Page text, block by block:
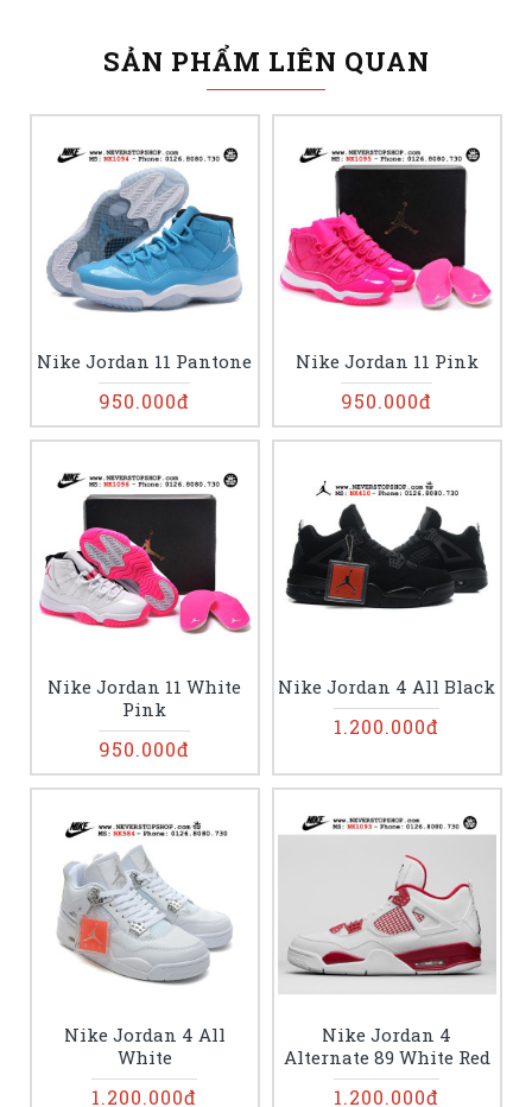
SẢN PHẨM LIÊN QUAN
Nike Jordan 11 Pantone
950.000đ
Nike Jordan 11 Pink
950.000đ
Nike Jordan 11 White
Pink
950.000đ
Nike Jordan 4 All Black
1.200.000đ
Nike Jordan 4 All
White
1.200.000đ
Nike Jordan 4
Alternate 89 White Red
1.200.000đ